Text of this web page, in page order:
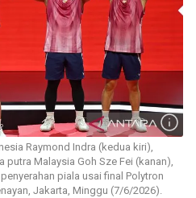
Raymond Indra (kedua kiri),
Malaysia Goh Sze Fei (kanan),
piala usai final Polytron
Jakarta, Minggu (7/6/2026).